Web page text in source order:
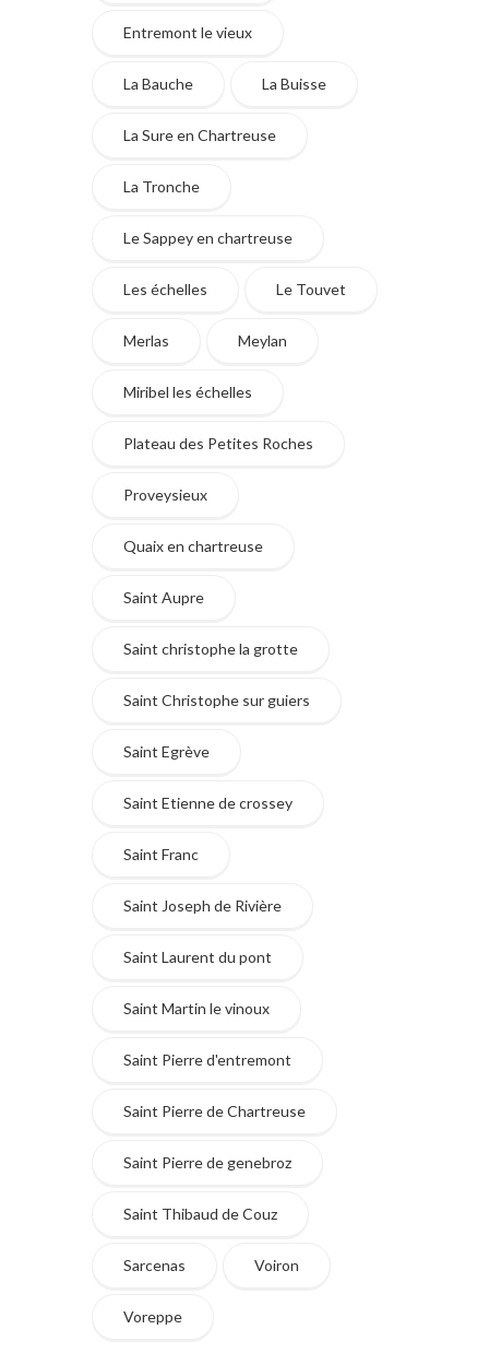
Entremont le vieux
La Bauche La Buisse
La Sure en Chartreuse
La Tronche
Le Sappey en chartreuse
Les échelles Le Touvet
Merlas Meylan
Miribel les échelles
Plateau des Petites Roches
Proveysieux
Quaix en chartreuse
Saint Aupre
Saint christophe la grotte
Saint Christophe sur guiers
Saint Egrève
Saint Etienne de crossey
Saint Franc
Saint Joseph de Rivière
Saint Laurent du pont
Saint Martin le vinoux
Saint Pierre d'entremont
Saint Pierre de Chartreuse
Saint Pierre de genebroz
Saint Thibaud de Couz
Sarcenas Voiron
Voreppe